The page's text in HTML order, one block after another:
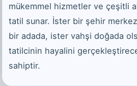
mükemmel hizmetler ve çeşitli
tatil sunar. İster bir şehir
bir adada, ister vahşi doğada
tatilcinin hayalini
sahiptir.